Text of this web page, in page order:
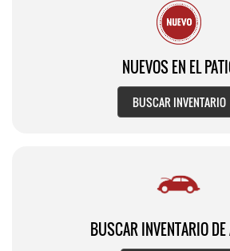
NUEVOS EN EL
BUSCAR INVENTARIO
BUSCAR INVENTARIO